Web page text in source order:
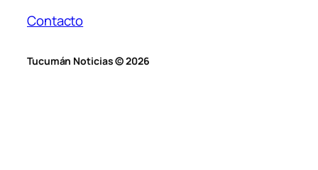
Contacto
Tucumán Noticias © 2026